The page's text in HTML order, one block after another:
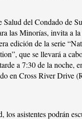
Salud del Condado de
las Minorías, invita a
edición de la serie
que se llevará a
a 7:30 de la noche,
en Cross River Drive
los asistentes podrán